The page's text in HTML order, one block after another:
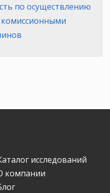
по осуществлению
исследований
компании